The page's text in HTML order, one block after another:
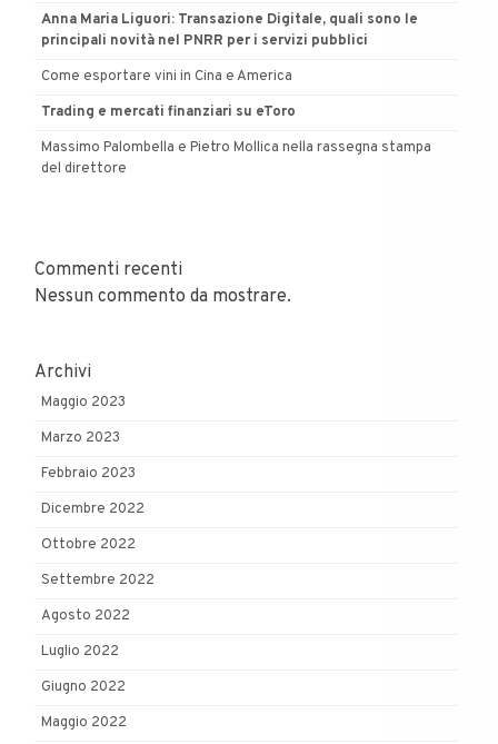
Anna Maria Liguori: Transazione Digitale, quali sono le
principali novità nel PNRR per i servizi pubblici
Come esportare vini in Cina e America
Trading e mercati finanziari su eToro
Massimo Palombella e Pietro Mollica nella rassegna stampa
del direttore
Commenti recenti
Nessun commento da mostrare.
Archivi
Maggio 2023
Marzo 2023
Febbraio 2023
Dicembre 2022
Ottobre 2022
Settembre 2022
Agosto 2022
Luglio 2022
Giugno 2022
Maggio 2022